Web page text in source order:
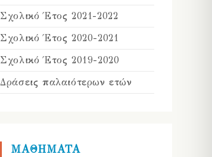
Σχολικό Έτος 2021-2022
Σχολικό Έτος 2020-2021
Σχολικό Έτος 2019-2020
Δράσεις παλαιότερων ετών
ΜΑΘΗΜΑΤΑ